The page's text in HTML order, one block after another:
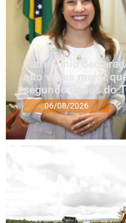
Patrimônio
oito vezes maior
segundo dados do
06/08/2026